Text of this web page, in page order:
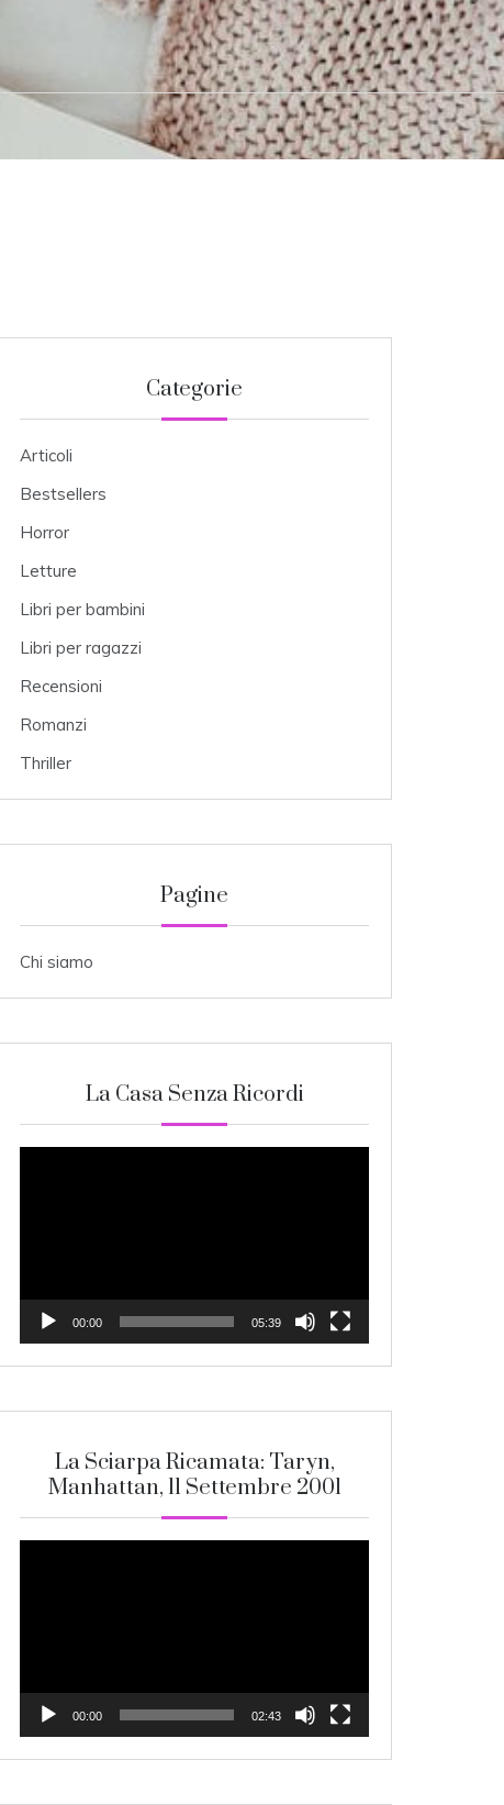
Categorie
Articoli
Bestsellers
Horror
Letture
Libri per bambini
Libri per ragazzi
Recensioni
Romanzi
Thriller
Pagine
Chi siamo
La Casa Senza Ricordi
00:00 05:39
La Sciarpa Ricamata: Taryn,
Manhattan, 11 Settembre 2001
00:00 02:43